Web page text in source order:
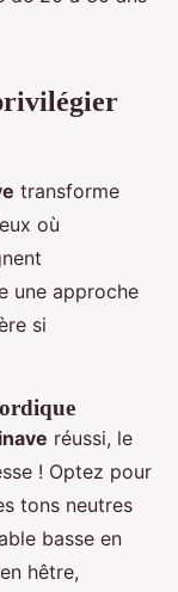
transforme
où
une approche
si
réussi, le
! Optez pour
tons neutres
basse en
hêtre,